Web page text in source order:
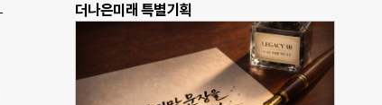
더나은미래 특별기획